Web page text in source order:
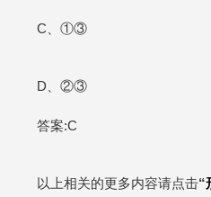
C、①③
D、②③
答案:C
以上相关的更多内容请点击“